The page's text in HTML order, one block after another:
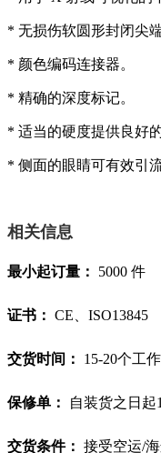
* 无损伤软圆形封闭尖端
* 颜色编码连接器。
* 精确的深度标记。
* 适当的硬度提供良好
* 侧面的眼睛可有效引
相关信息
最小起订量： 5000 件
证书： CE、ISO13845
交货时间： 15-20个工
保修单： 自装货之日起
交货条件： 接受空运/